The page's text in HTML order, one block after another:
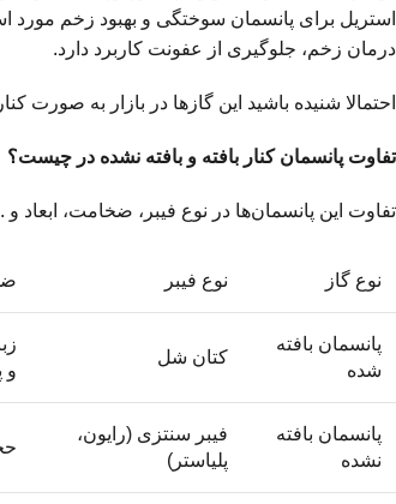
استریل برای پانسمان سوختگی و بهبود زخم مورد
درمان زخم، جلوگیری از عفونت کاربرد دارد.
احتمالا شنیده باشید این گازها در بازار به
تفاوت پانسمان کنار بافته و بافته نشده در چیست؟
تفاوت این پانسمان‌ها در نوع فیبر، ضخامت،
نوع گاز نوع فیبر
پانسمان بافته
شده
کتان شل
و
پانسمان بافته
نشده
فیبر سنتزی (رایون،
پلیاستر)